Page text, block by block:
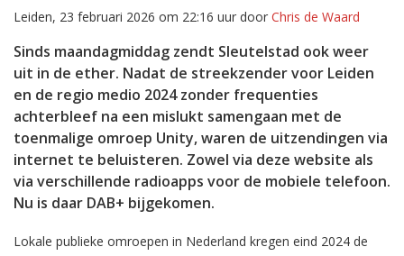
Leiden, 23 februari 2026 om 22:16 uur door Chris de Waard
Sinds maandagmiddag zendt Sleutelstad ook weer
uit in de ether. Nadat de streekzender voor Leiden
en de regio medio 2024 zonder frequenties
achterbleef na een mislukt samengaan met de
toenmalige omroep Unity, waren de uitzendingen via
internet te beluisteren. Zowel via deze website als
via verschillende radioapps voor de mobiele telefoon.
Nu is daar DAB+ bijgekomen.
Lokale publieke omroepen in Nederland kregen eind 2024 de